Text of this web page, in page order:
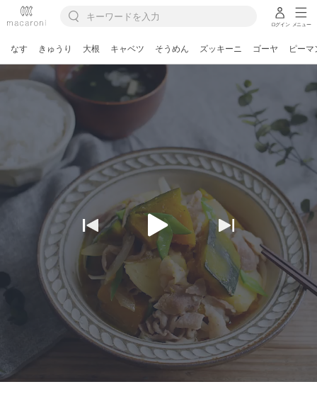
ログイン メニュー
なす きゅうり 大根 キャベツ そうめん ズッキーニ ゴーヤ ピーマ